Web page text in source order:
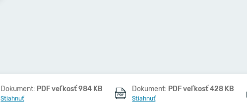
Dokument: PDF veľkosť 984 KB
Stiahnuť
Dokument: PDF veľkosť 428 KB
Stiahnuť